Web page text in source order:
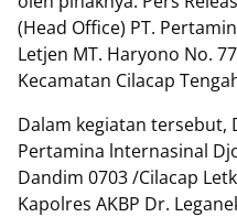
(Head Office) PT.
Letjen MT. Haryono No.
Kecamatan Cilacap
Dalam kegiatan tersebut,
Pertamina lnternasinal
Dandim 0703 /Cilacap
Kapolres AKBP Dr.